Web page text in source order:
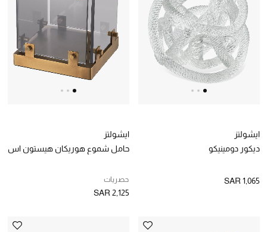
جميع الإكسسورات النسائية
موضة نسائية
تسوقوا للنساء
ايشولتز
ديكور دومينيكو
SAR 1,065
ايشولتز
حامل شموع هوريكان هيستون اس
حصريات
SAR 2,125